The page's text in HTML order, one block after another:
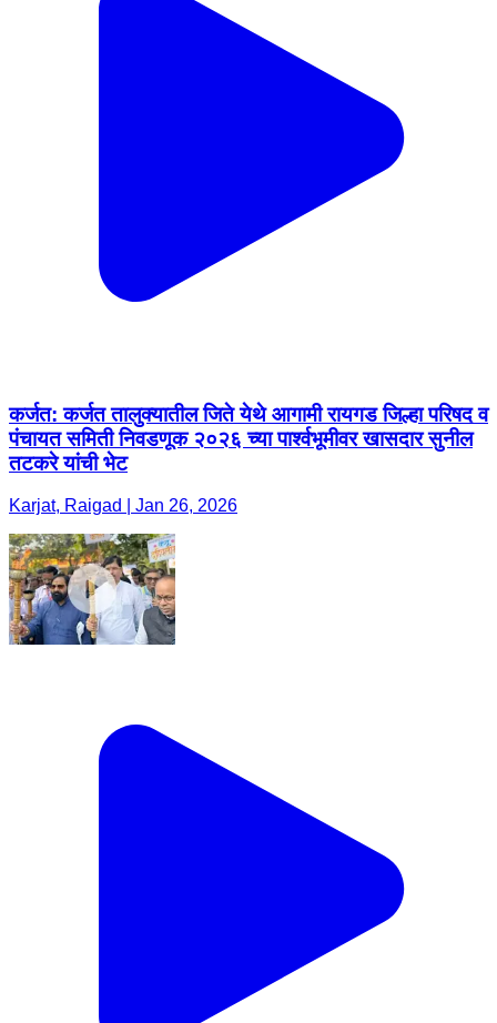
कर्जत: कर्जत तालुक्यातील जिते येथे आगामी रायगड जिल्हा परिषद व
पंचायत समिती निवडणूक २०२६ च्या पार्श्वभूमीवर खासदार सुनील
तटकरे यांची भेट
Karjat, Raigad | Jan 26, 2026